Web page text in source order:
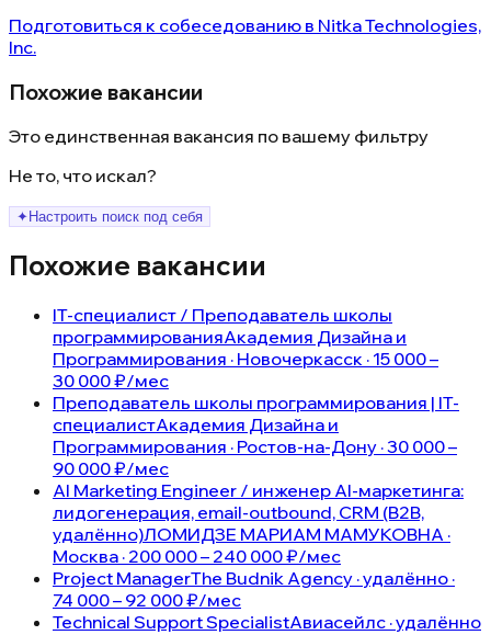
Подготовиться к собеседованию в Nitka Technologies,
Inc.
Похожие вакансии
Это единственная вакансия по вашему фильтру
Не то, что искал?
✦ Настроить поиск под себя
Похожие вакансии
IT-специалист / Преподаватель школы
программированияАкадемия Дизайна и
Программирования · Новочеркасск · 15 000 –
30 000 ₽/мес
Преподаватель школы программирования | IT-
специалистАкадемия Дизайна и
Программирования · Ростов-на-Дону · 30 000 –
90 000 ₽/мес
AI Marketing Engineer / инженер AI-маркетинга:
лидогенерация, email-outbound, CRM (B2B,
удалённо)ЛОМИДЗЕ МАРИАМ МАМУКОВНА ·
Москва · 200 000 – 240 000 ₽/мес
Project ManagerThe Budnik Agency · удалённо ·
74 000 – 92 000 ₽/мес
Technical Support SpecialistАвиасейлс · удалённо